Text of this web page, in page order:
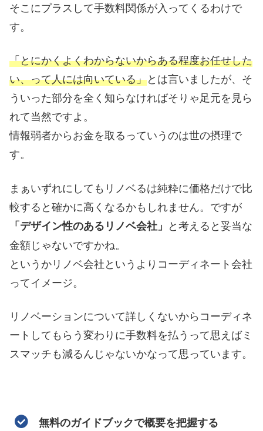
そこにプラスして手数料関係が入ってくるわけで
す。
「とにかくよくわからないからある程度お任せした
い、って人には向いている」とは言いましたが、そ
ういった部分を全く知らなければそりゃ足元を見ら
れて当然ですよ。
情報弱者からお金を取るっていうのは世の摂理で
す。
まぁいずれにしてもリノベるは純粋に価格だけで比
較すると確かに高くなるかもしれません。ですが
「デザイン性のあるリノベ会社」 と考えると妥当な
金額じゃないですかね。
というかリノベ会社というよりコーディネート会社
ってイメージ。
リノベーションについて詳しくないからコーディネ
ートしてもらう変わりに手数料を払うって思えばミ
スマッチも減るんじゃないかなって思っています。
無料のガイドブックで概要を把握する